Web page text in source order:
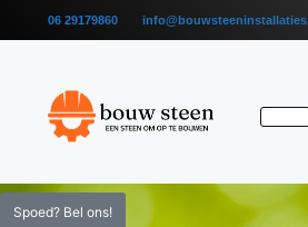
06 29179860
Spoed? Bel ons!